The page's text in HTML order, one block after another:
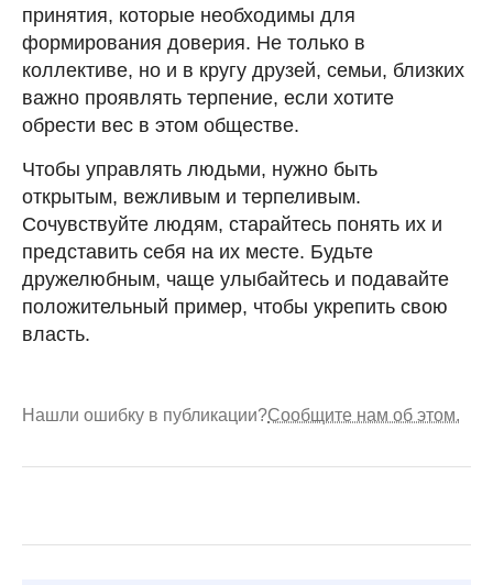
принятия, которые необходимы для
формирования доверия. Не только в
коллективе, но и в кругу друзей, семьи, близких
важно проявлять терпение, если хотите
обрести вес в этом обществе.
Чтобы управлять людьми, нужно быть
открытым, вежливым и терпеливым.
Сочувствуйте людям, старайтесь понять их и
представить себя на их месте. Будьте
дружелюбным, чаще улыбайтесь и подавайте
положительный пример, чтобы укрепить свою
власть.
Нашли ошибку в публикации?Сообщите нам об этом.